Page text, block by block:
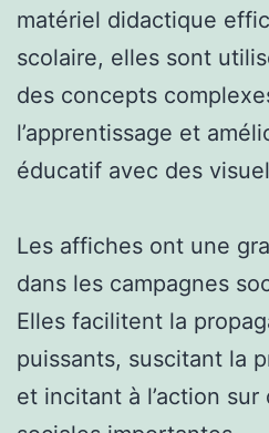
matériel didactique
scolaire, elles sont
des concepts
l’apprentissage et
éducatif avec des
Les affiches ont une
dans les campagnes
Elles facilitent la
puissants, suscitant la
et incitant à l’action